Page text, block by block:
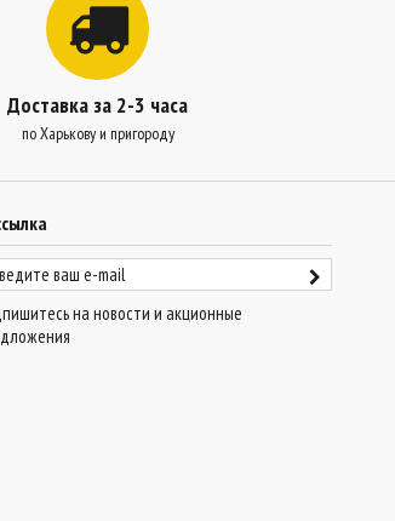
Доставка за 2-3 часа
по Харькову и пригороду
на новости и акционные